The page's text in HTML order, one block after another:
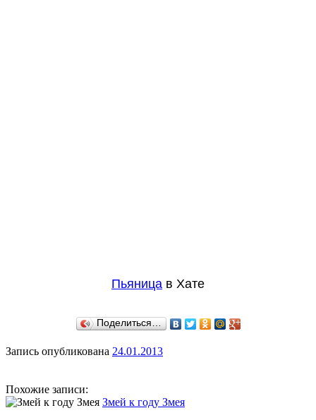
Пьяница в Хате
Поделиться…
Запись опубликована 24.01.2013
Похожие записи:
Змей к году Змея